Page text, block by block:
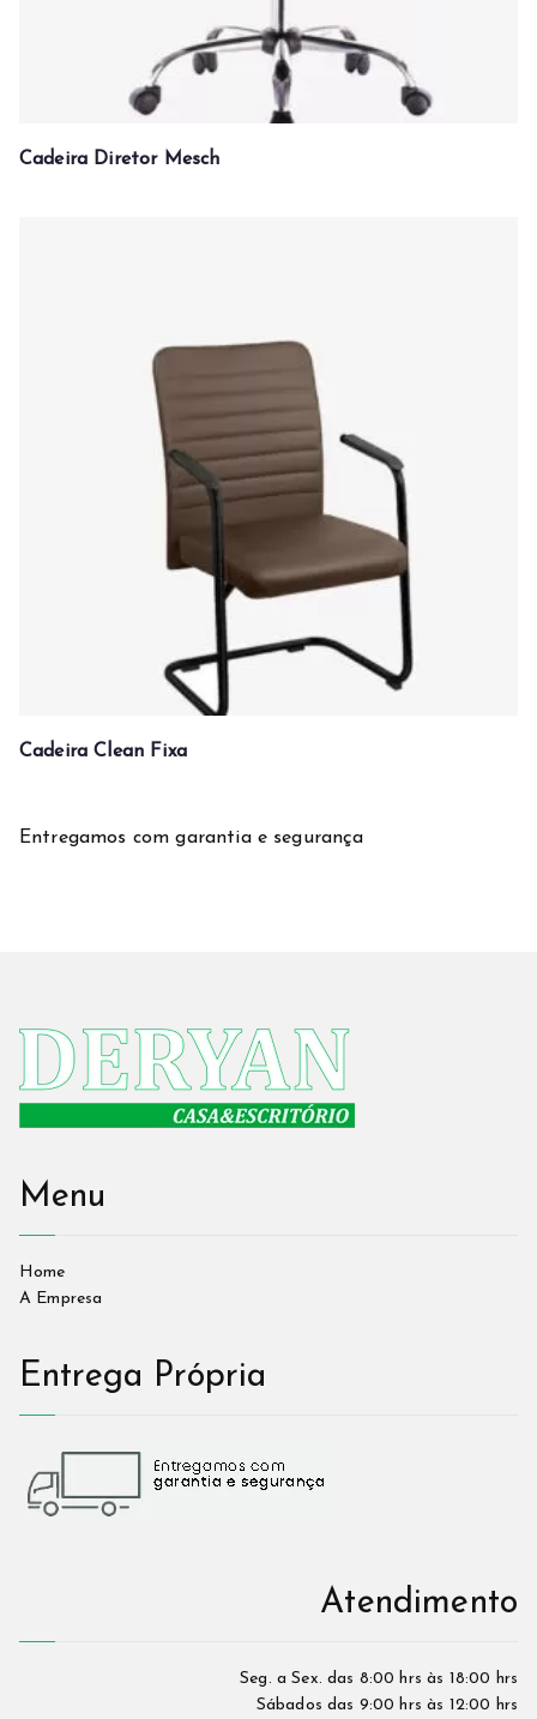
Cadeira Diretor Mesch
Cadeira Clean Fixa
Entregamos com garantia e segurança
Menu
Home
A Empresa
Entrega Própria
Atendimento
Seg. a Sex. das 8:00 hrs às 18:00 hrs
Sábados das 9:00 hrs às 12:00 hrs